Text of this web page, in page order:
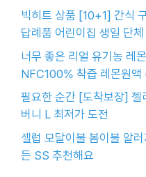
빅히트 상품 [10+1] 간식
답례품 어린이집 생일 단
너무 좋은 리얼 유기농 레
NFC100% 착즙 레몬원액
필요한 순간 [도착보장] 젤
버니 L 최저가 도전
셀럽 모달이불 봄이불 알
든 SS 추천해요